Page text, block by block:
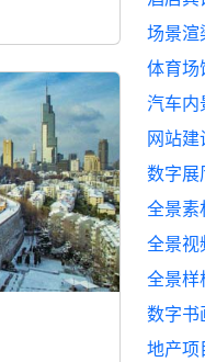
场景渲
体育场
汽车内
网站建
数字展
全景素
全景视
全景样
数字书
地产项